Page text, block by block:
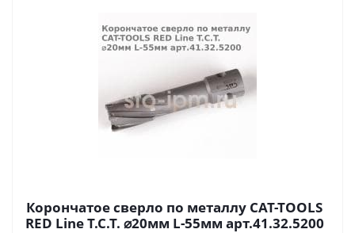
Корончатое сверло по металлу CAT-TOOLS
RED Line T.C.T. ⌀20мм L-55мм арт.41.32.5200